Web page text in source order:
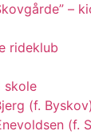
–
rideklub
skole
(f.
(f.